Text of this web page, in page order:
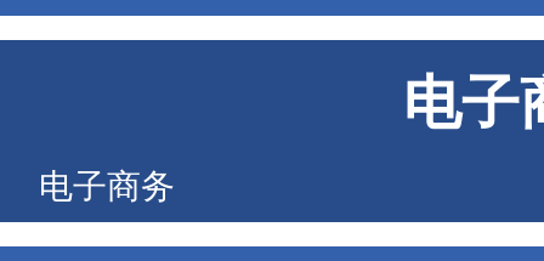
电子
电子商务